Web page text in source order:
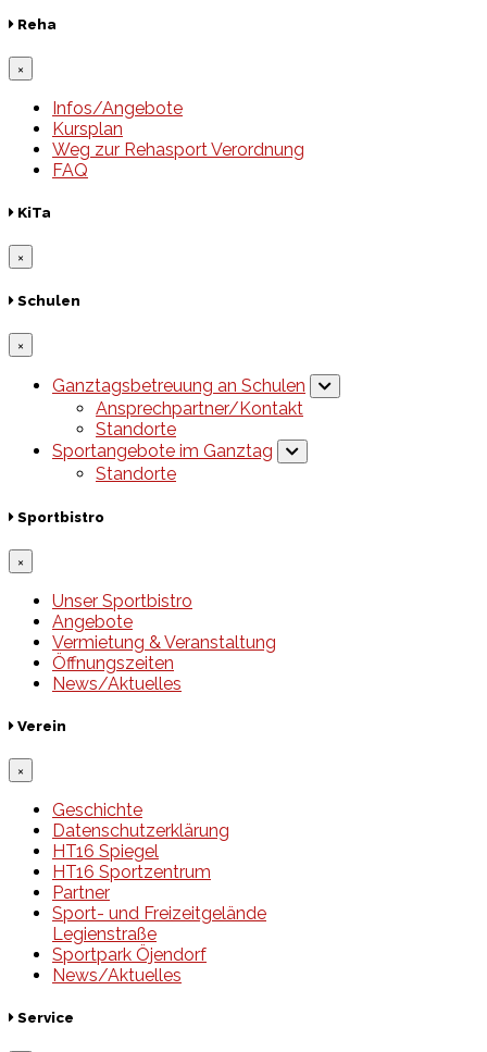
Reha
×
Infos/Angebote
Kursplan
Weg zur Rehasport Verordnung
FAQ
KiTa
×
Schulen
×
Ganztagsbetreuung an Schulen
Ansprechpartner/Kontakt
Standorte
Sportangebote im Ganztag
Standorte
Sportbistro
×
Unser Sportbistro
Angebote
Vermietung & Veranstaltung
Öffnungszeiten
News/Aktuelles
Verein
×
Geschichte
Datenschutzerklärung
HT16 Spiegel
HT16 Sportzentrum
Partner
Sport- und Freizeitgelände
Legienstraße
Sportpark Öjendorf
News/Aktuelles
Service